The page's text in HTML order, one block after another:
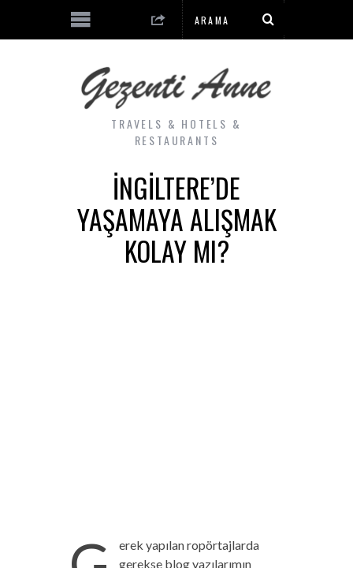
TRAVELS & HOTELS &
RESTAURANTS
İNGILTERE’DE
YAŞAMAYA ALIŞMAK
KOLAY MI?
erek yapılan ropörtajlarda
gerekse blog yazılarımın